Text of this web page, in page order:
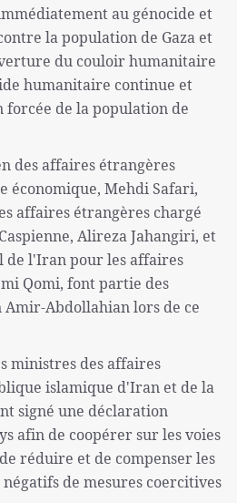
au génocide et
la population de Gaza et
du couloir humanitaire
humanitaire continue et
de la population de
des affaires étrangères
économique, Mehdi Safari,
affaires étrangères chargé
Alireza Jahangiri, et
de l'Iran pour les affaires
Qomi, font partie des
Amir-Abdollahian lors de ce
ministres des affaires
islamique d'Iran et de la
signé une déclaration
afin de coopérer sur les voies
réduire et de compenser les
de mesures coercitives